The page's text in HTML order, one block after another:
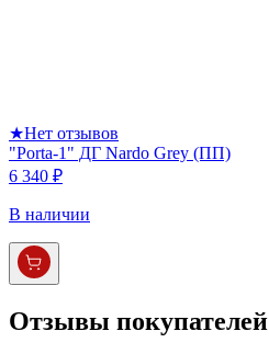
★Нет отзывов
"Porta-1" ДГ Nardo Grey (ПП)
6 340 ₽
В наличии
Отзывы покупателей